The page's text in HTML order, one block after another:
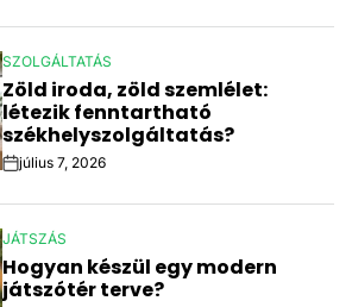
POSTED
IN
SZOLGÁLTATÁS
Zöld iroda, zöld szemlélet:
létezik fenntartható
székhelyszolgáltatás?
Postjúlius 7, 2026
POSTED
IN
JÁTSZÁS
Hogyan készül egy modern
játszótér terve?